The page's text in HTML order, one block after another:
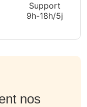
Support
9h-18h/5j
nos